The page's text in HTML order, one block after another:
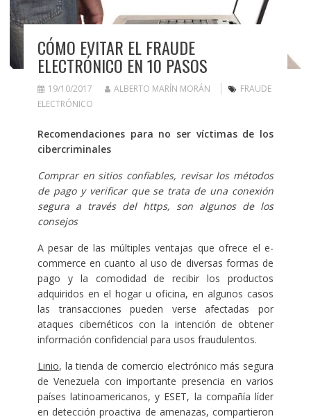
CÓMO EVITAR EL FRAUDE
ELECTRÓNICO EN 10 PASOS
19/10/2017 ALBERTO MARÍN MORÁN
FRAUDE
ELECTRÓNICO
Recomendaciones para no ser víctimas de los
cibercriminales
Comprar en sitios confiables, revisar los métodos
de pago y verificar que se trata de una conexión
segura a través del https, son algunos de los
consejos
A pesar de las múltiples ventajas que ofrece el e-
commerce en cuanto al uso de diversas formas de
pago y la comodidad de recibir los productos
adquiridos en el hogar u oficina, en algunos casos
las transacciones pueden verse afectadas por
ataques cibernéticos con la intención de obtener
información confidencial para usos fraudulentos.
Linio, la tienda de comercio electrónico más segura
de Venezuela con importante presencia en varios
países latinoamericanos, y ESET, la compañía líder
en detección proactiva de amenazas, compartieron